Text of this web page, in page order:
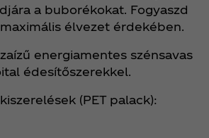
a buborékokat. Fogyaszd
élvezet érdekében.
energiamentes szénsavas
édesítőszerekkel.
(PET palack):